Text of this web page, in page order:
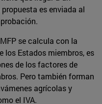
es enviada al
se calcula con la
los Estados miembros, es
de los factores de
Pero también forman
agrícolas y
el IVA.